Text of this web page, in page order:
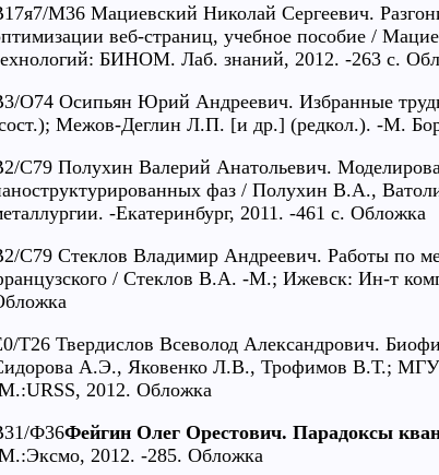
М36 Мациевский Николай Сергеевич.
веб-страниц, учебное пособие /
БИНОМ. Лаб. знаний, 2012. -263 с.
О74 Осипьян Юрий Андреевич. Избранные
Межов-Деглин Л.П. [и др.] (редкол.). -М.
С79 Полухин Валерий Анатольевич.
фаз / Полухин В.А.,
-Екатеринбург, 2011. -461 с. Обложка
С79 Стеклов Владимир Андреевич. Работы по
/ Стеклов В.А. -М.; Ижевск: Ин-т
Т26 Твердислов Всеволод Александрович.
А.Э., Яковенко Л.В., Трофимов В.Т.;
2012. Обложка
Ф36Фейгин Олег Орестович. Парадоксы
2012. -285. Обложка